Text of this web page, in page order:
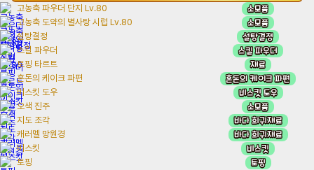
고농축 파우더 단지 Lv.80 소모품
고농축 도약의 별사탕 시럽 Lv.80 소모품
설탕결정 설탕결정
스킬 파우더 스킬 파우더
토핑 타르트 재료
혼돈의 케이크 파편 혼돈의 케이크 파편
비스킷 도우 비스킷 도우
오색 진주 소모품
지도 조각 바다 희귀재료
캐러멜 망원경 바다 희귀재료
비스킷 비스킷
토핑 토핑